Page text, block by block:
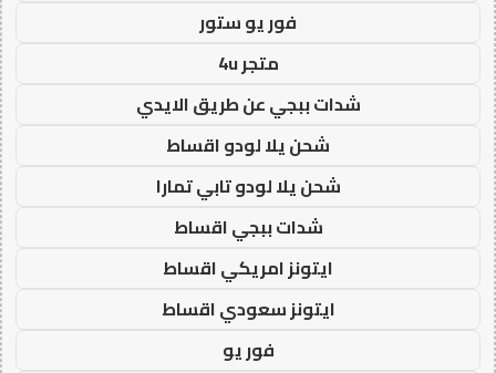
فور يو ستور
متجر 4u
شدات ببجي عن طريق الايدي
شحن يلا لودو اقساط
شحن يلا لودو تابي تمارا
شدات ببجي اقساط
ايتونز امريكي اقساط
ايتونز سعودي اقساط
فور يو